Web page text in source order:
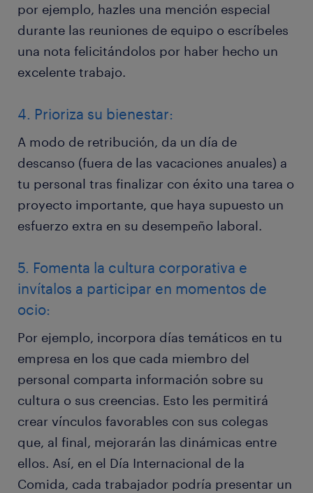
por ejemplo, hazles una mención especial
durante las reuniones de equipo o escríbeles
una nota felicitándolos por haber hecho un
excelente trabajo.
4. Prioriza su bienestar:
A modo de retribución, da un día de
descanso (fuera de las vacaciones anuales) a
tu personal tras finalizar con éxito una tarea o
proyecto importante, que haya supuesto un
esfuerzo extra en su desempeño laboral.
5. Fomenta la cultura corporativa e
invítalos a participar en momentos de
ocio:
Por ejemplo, incorpora días temáticos en tu
empresa en los que cada miembro del
personal comparta información sobre su
cultura o sus creencias. Esto les permitirá
crear vínculos favorables con sus colegas
que, al final, mejorarán las dinámicas entre
ellos. Así, en el Día Internacional de la
Comida, cada trabajador podría presentar un